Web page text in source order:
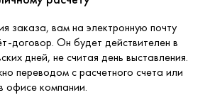
заказа, вам на электронную почту
договор. Он будет действителен в
дней, не считая день выставления.
переводом с расчетного счета или
офисе компании.